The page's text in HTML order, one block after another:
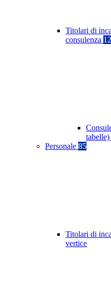
Titolari di
consulenza 12
tabelle)
Personale 85
Titolari di
vertice